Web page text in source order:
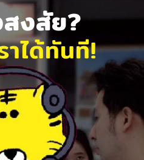
งสัย?
าได้ทันที!